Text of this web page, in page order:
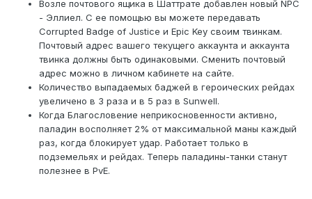
Возле почтового ящика в Шаттрате добавлен новый NPC
- Эллиел. С ее помощью вы можете передавать
Corrupted Badge of Justice и Epic Key своим твинкам.
Почтовый адрес вашего текущего аккаунта и аккаунта
твинка должны быть одинаковыми. Сменить почтовый
адрес можно в личном кабинете на сайте.
Количество выпадаемых баджей в героических рейдах
увеличено в 3 раза и в 5 раз в Sunwell.
Когда Благословение неприкосновенности активно,
паладин восполняет 2% от максимальной маны каждый
раз, когда блокирует удар. Работает только в
подземельях и рейдах. Теперь паладины-танки станут
полезнее в PvE.